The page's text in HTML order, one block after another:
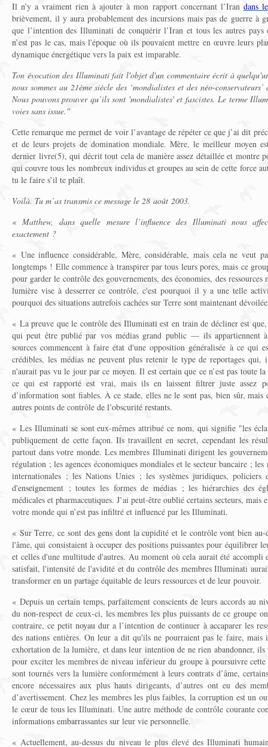
Il n’y a vraiment rien à ajouter à mon rapport concernant l’Iran dans
brièvement, il y aura probablement des incursions mais pas de guerre à
que l’intention des Illuminati de conquérir l’Iran et tous les autres
n’est pas le cas, mais l'époque où ils pouvaient mettre en œuvre leurs
dynamique énergétique vers la paix est imparable.
Ton évocation des Illuminati fait l'objet d'un commentaire écrit à
nous sommes au 21ème siècle des ‘mondialistes et des néo-
Nous pouvons prouver qu’ils sont 'mondialistes' et fascistes. Le terme
voies sans issue."
Cette remarque me permet de voir l’avantage de répéter ce que j’ai dit
et de leurs projets de domination mondiale. Mère, le meilleur moyen
dernier livre(5), qui décrit tout cela de manière assez détaillée et montre
qui couvre tous les nombreux individus et groupes au sein de cette force
tu le faire s’il te plaît.
Voilà. Tu m’as transmis ce message le 28 août 2003.
« Matthew, dans quelle mesure l’influence des Illuminati nous
exactement ?
« Une influence considérable, Mère, considérable, mais cela ne veut
longtemps ! Elle commence à transpirer par tous leurs pores, mais ce
pour garder le contrôle des gouvernements, des économies, des ressources
lumière vise à desserrer ce contrôle, c'est pourquoi il y a une telle
pourquoi des situations autrefois cachées sur Terre sont maintenant
« La preuve que le contrôle des Illuminati est en train de décliner est
qui peut être publié par vos médias grand public — ils appartiennent
sources commencent à faire état d'une opposition généralisée à ce qui
crédibles, les médias ne peuvent plus retenir le type de reportages qui,
n'aurait pas vu le jour par ce moyen. Il est certain que ce n’est pas toute
ce qui est rapporté est vrai, mais ils en laissent filtrer juste assez
d’information sont fiables. À ce stade, elles ne le sont pas, bien sûr, mais
autres points de contrôle de l’obscurité restants.
« Les Illuminati se sont eux-mêmes attribué ce nom, qui signifie "les
publiquement de cette façon. Ils travaillent en secret, cependant les
partout dans votre monde. Les membres Illuminati dirigent les
régulation ; les agences économiques mondiales et le secteur bancaire ; les
internationales ; les Nations Unies ; les systèmes juridiques, policiers
d'enseignement ; toutes les formes de médias ; les hiérarchies des
médicales et pharmaceutiques. J’ai peut-être oublié certains secteurs,
votre monde qui n’est pas infiltré et influencé par les Illuminati.
« Sur Terre, ce sont des gens dont la cupidité et le contrôle vont bien au-
l'âme, qui consistaient à occuper des positions puissantes pour équilibrer
et celles d'une multitude d'autres. Au moment où cela aurait été
satisfait, l'intensité de l'avidité et du contrôle des membres Illuminati
transformer en un partage équitable de leurs ressources et de leur pouvoir.
« Depuis un certain temps, parfaitement conscients de leurs accords au
du non-respect de ceux-ci, les membres les plus puissants de ce groupe
contraire, ce petit noyau dur a l’intention de continuer à accaparer les
des nations entières. On leur a dit qu'ils ne pourraient pas le faire, mais
exhortation de la lumière, et dans leur intention de ne rien abandonner, ils
pour exciter les membres de niveau inférieur du groupe à poursuivre
sont tournés vers la lumière conformément à leurs contrats d’âme,
encore nécessaires aux plus hauts dirigeants, d’autres ont eu des
d’avertissement. Chez les membres les plus faibles, la corruption est un
le cœur de tous les Illuminati. Une autre méthode de contrôle courante
informations embarrassantes sur leur vie personnelle.
« Actuellement, au-dessus du niveau le plus élevé des Illuminati